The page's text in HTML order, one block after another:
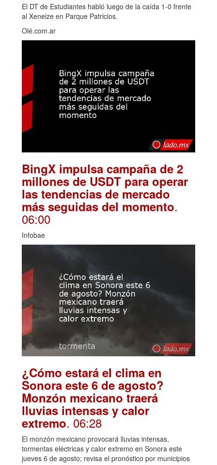
El DT de Estudiantes habló luego de la caída 1-0 frente
al Xeneize en Parque Patricios.
Olé.com.ar
BingX impulsa campaña de 2
millones de USDT para operar
las tendencias de mercado
más seguidas del momento.
06:00
Infobae
¿Cómo estará el clima en
Sonora este 6 de agosto?
Monzón mexicano traerá
lluvias intensas y calor
extremo. 06:28
El monzón mexicano provocará lluvias intensas,
tormentas eléctricas y calor extremo en Sonora este
jueves 6 de agosto; revisa el pronóstico por municipios